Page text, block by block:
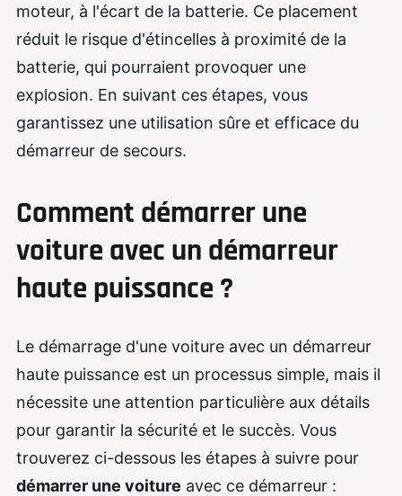
moteur, à l'écart de la batterie. Ce placement
réduit le risque d'étincelles à proximité de la
batterie, qui pourraient provoquer une
explosion. En suivant ces étapes, vous
garantissez une utilisation sûre et efficace du
démarreur de secours.
Comment démarrer une
voiture avec un démarreur
haute puissance ?
Le démarrage d'une voiture avec un démarreur
haute puissance est un processus simple, mais il
nécessite une attention particulière aux détails
pour garantir la sécurité et le succès. Vous
trouverez ci-dessous les étapes à suivre pour
démarrer une voiture avec ce démarreur :